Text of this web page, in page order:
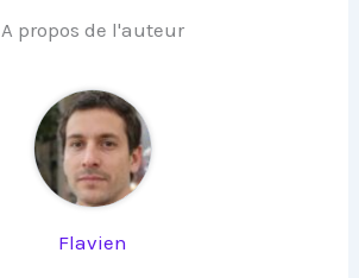
A propos de l'auteur
Flavien